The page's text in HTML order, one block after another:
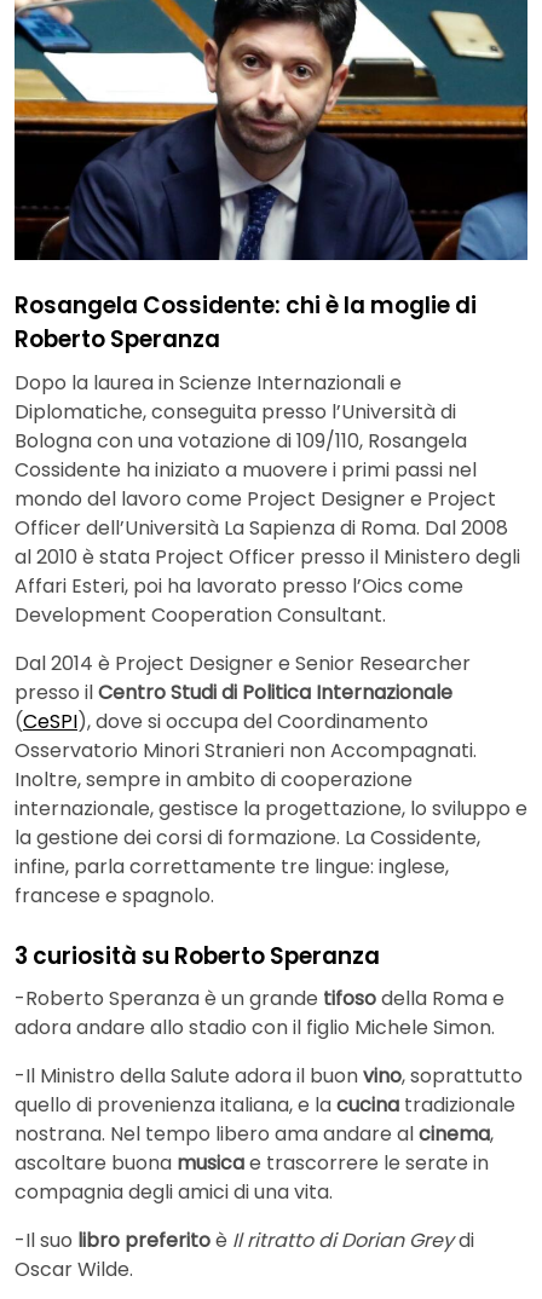
Rosangela Cossidente: chi è la moglie di
Roberto Speranza
Dopo la laurea in Scienze Internazionali e
Diplomatiche, conseguita presso l’Università di
Bologna con una votazione di 109/110, Rosangela
Cossidente ha iniziato a muovere i primi passi nel
mondo del lavoro come Project Designer e Project
Officer dell’Università La Sapienza di Roma. Dal 2008
al 2010 è stata Project Officer presso il Ministero degli
Affari Esteri, poi ha lavorato presso l’Oics come
Development Cooperation Consultant.
Dal 2014 è Project Designer e Senior Researcher
presso ilCentro Studi di Politica Internazionale
(CeSPI), dove si occupa del Coordinamento
Osservatorio Minori Stranieri non Accompagnati.
Inoltre, sempre in ambito di cooperazione
internazionale, gestisce la progettazione, lo sviluppo e
la gestione dei corsi di formazione. La Cossidente,
infine, parla correttamente tre lingue: inglese,
francese e spagnolo.
3 curiosità su Roberto Speranza
-Roberto Speranza è un grande tifosodella Roma e
adora andare allo stadio con il figlio Michele Simon.
-Il Ministro della Salute adora il buonvino, soprattutto
quello di provenienza italiana, e lacucina tradizionale
nostrana. Nel tempo libero ama andare alcinema,
ascoltare buona musicae trascorrere le serate in
compagnia degli amici di una vita.
-Il suo libro preferitoè Il ritratto di Dorian Greydi
Oscar Wilde.